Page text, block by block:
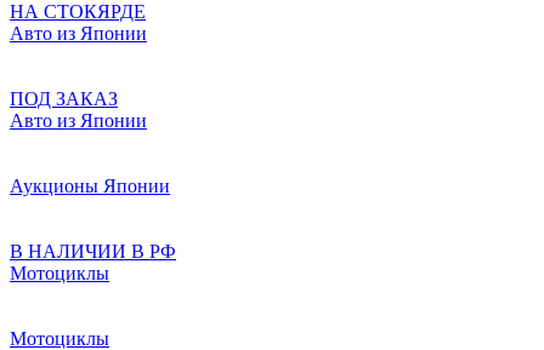
НА СТОКЯРДЕ
Авто из Японии
ПОД ЗАКАЗ
Авто из Японии
Аукционы Японии
В НАЛИЧИИ В РФ
Мотоциклы
Мотоциклы